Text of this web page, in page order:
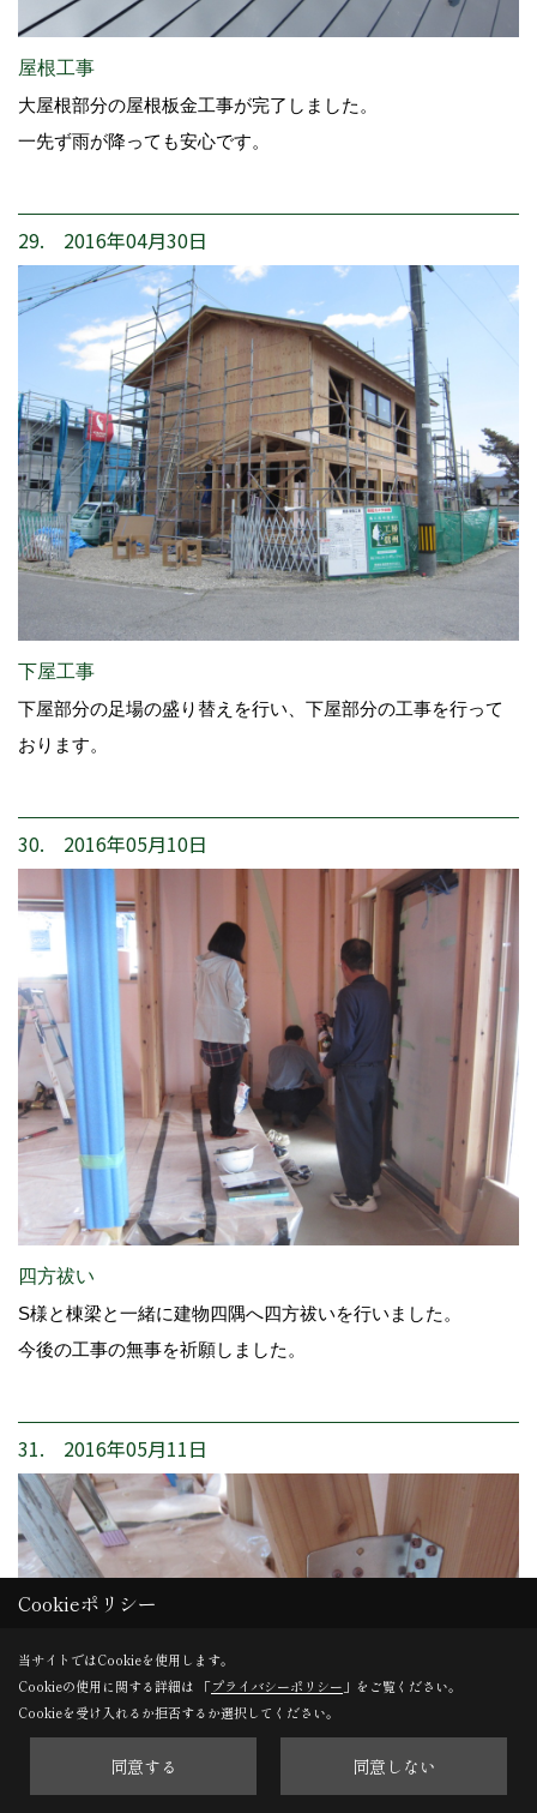
屋根工事
大屋根部分の屋根板金工事が完了しました。
一先ず雨が降っても安心です。
29. 2016年04月30日
下屋工事
下屋部分の足場の盛り替えを行い、下屋部分の工事を行って
おります。
30. 2016年05月10日
四方祓い
S様と棟梁と一緒に建物四隅へ四方祓いを行いました。
今後の工事の無事を祈願しました。
31. 2016年05月11日
Cookieポリシー
当サイトではCookieを使用します。
Cookieの使用に関する詳細は 「プライバシーポリシー 」をご覧ください。
Cookieを受け入れるか拒否するか選択してください。
同意する 同意しない